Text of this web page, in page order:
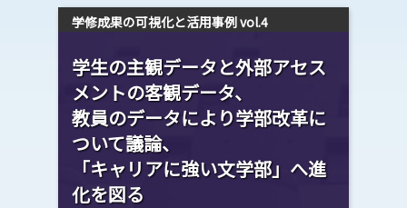
学修成果の可視化と活用事例 vol.4
学生の主観データと外部アセス
メントの客観データ、
教員のデータにより学部改革に
ついて議論、
「キャリアに強い文学部」へ進
化を図る